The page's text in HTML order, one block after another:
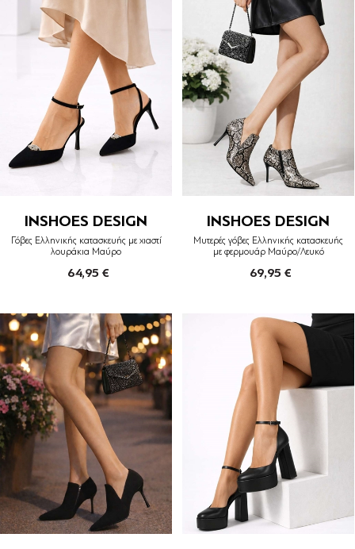
INSHOES DESIGN
Γόβες Ελληνικής κατασκευής με χιαστί
λουράκια Μαύρο
64,95 €
INSHOES DESIGN
Μυτερές γόβες Ελληνικής κατασκευής
με φερμουάρ Μαύρο/Λευκό
69,95 €